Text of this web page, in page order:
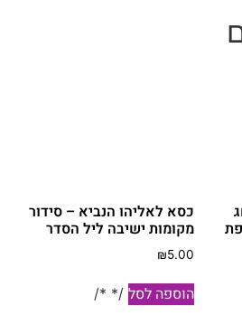
כסא לאליהו הנביא – סידור
מקומות ישיבה ליל הסדר
₪5.00
הוספה לסל /* */